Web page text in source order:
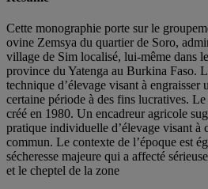
Cette monographie porte sur le
ovine Zemsya du quartier de Soro,
village de Sim localisé, lui-même dans
province du Yatenga au Burkina Faso.
technique d’élevage visant à engraisser
certaine période à des fins lucratives.
créé en 1980. Un encadreur agricole
pratique individuelle d’élevage visant
commun. Le contexte de l’époque est
sécheresse majeure qui a affecté
et le cheptel de la zone